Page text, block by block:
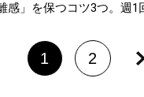
」を保つコツ3つ。週1
1 2